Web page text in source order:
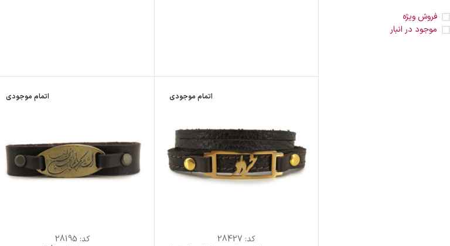
فروش ویژه
موجود در انبار
اتمام موجودی
کد: 28427
اتمام موجودی
کد: 28195